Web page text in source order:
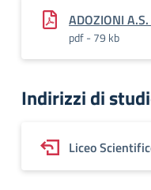
ADOZIONI
pdf - 79 kb
Indirizzi di
Liceo